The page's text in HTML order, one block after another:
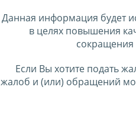
Данная информация будет
в целях повышения
сокращения
Если Вы хотите подать
жалоб и (или) обращений